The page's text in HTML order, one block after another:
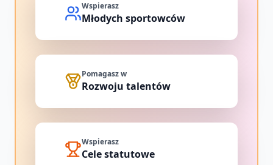
Wspierasz
Młodych sportowców
Pomagasz w
Rozwoju talentów
Wspierasz
Cele statutowe